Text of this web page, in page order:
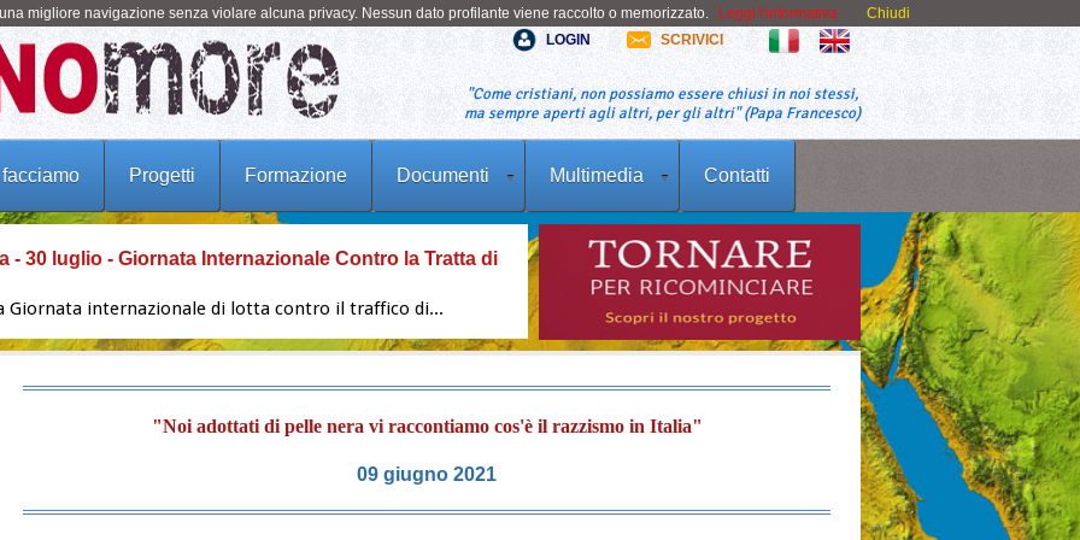
SCRIVICI
LOGIN
"Come cristiani, non possiamo essere chiusi in noi stessi,
ma sempre aperti agli altri, per gli altri" (Papa Francesco)
Progetti Formazione Documenti Multimedia Contatti
Giornata internazionale di lotta contro il traffico di...
gli schiavi della nostra agricoltura
(coordinamento editoriale), Giuliano Foschini,
Bonanate alla trasmissione SOUL (TV2000)
scrittrice, collaboratrice da sempre per Famiglia
cultura e amica degli intellettuali più notevoli, aperta...
- Ultima settimana - Programma workshop
giugno
carissimi Con piacere condividiamo il programma...
"Noi adottati di pelle nera vi raccontiamo cos'è il razzismo in Italia"
09 giugno 2021
migliore navigazione senza violare alcuna privacy. Nessun dato profilante viene raccolto o memorizzato. Leggi l'informativa Chiudi